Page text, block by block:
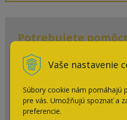
Vaše nastavenie
Súbory cookie nám pomáhajú
pre vás. Umožňujú spoznať a
preferencie.
Potrebujete
+ 421 910 910 883
Po-Pia: 7:30 - 16:00
eshop@cpsi.sk
Napíšte nám kedykoľvek